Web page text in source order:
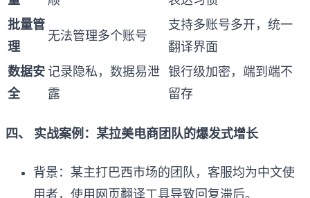
批量管
理
无法管理多个账号
支持多账号多开，统一
翻译界面
数据安
全
记录隐私，数据易泄
露
银行级加密，端到端不
留存
四、 实战案例：某拉美电商团队的爆发式增长
背景：某主打巴西市场的团队，客服均为中文使
用者，使用网页翻译工具导致回复滞后。